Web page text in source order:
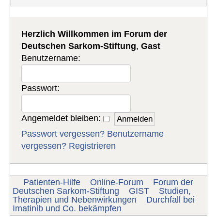
Herzlich Willkommen im Forum der
Deutschen Sarkom-Stiftung,Gast
Benutzername:
Passwort:
Angemeldet bleiben:
Passwort vergessen? Benutzername
vergessen? Registrieren
Patienten-Hilfe Online-Forum
Forum der
Deutschen Sarkom-Stiftung
GIST
Studien,
Therapien und Nebenwirkungen
Durchfall bei
Imatinib und Co. bekämpfen